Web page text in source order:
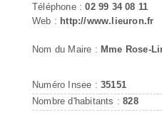
Téléphone :02 99 34 08 11
Web : http://www.lieuron.fr
Nom du Maire : Mme Rose-
Numéro Insee : 35151
Nombre d'habitants :828